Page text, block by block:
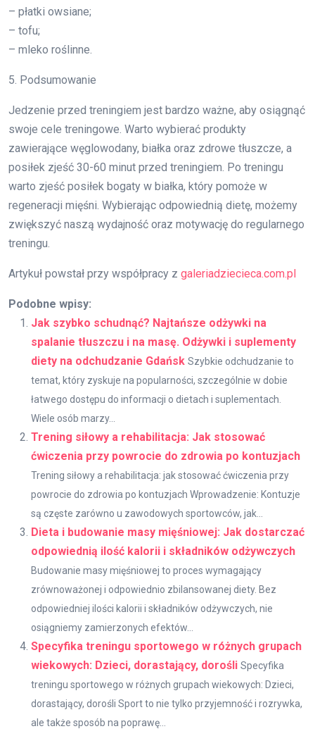
– płatki owsiane;
– tofu;
– mleko roślinne.
5. Podsumowanie
Jedzenie przed treningiem jest bardzo ważne, aby osiągnąć
swoje cele treningowe. Warto wybierać produkty
zawierające węglowodany, białka oraz zdrowe tłuszcze, a
posiłek zjeść 30-60 minut przed treningiem. Po treningu
warto zjeść posiłek bogaty w białka, który pomoże w
regeneracji mięśni. Wybierając odpowiednią dietę, możemy
zwiększyć naszą wydajność oraz motywację do regularnego
treningu.
Artykuł powstał przy współpracy z galeriadziecieca.com.pl
Podobne wpisy:
Jak szybko schudnąć? Najtańsze odżywki na
spalanie tłuszczu i na masę. Odżywki i suplementy
diety na odchudzanie Gdańsk Szybkie odchudzanie to
temat, który zyskuje na popularności, szczególnie w dobie
łatwego dostępu do informacji o dietach i suplementach.
Wiele osób marzy...
Trening siłowy a rehabilitacja: Jak stosować
ćwiczenia przy powrocie do zdrowia po kontuzjach
Trening siłowy a rehabilitacja: jak stosować ćwiczenia przy
powrocie do zdrowia po kontuzjach Wprowadzenie: Kontuzje
są częste zarówno u zawodowych sportowców, jak...
Dieta i budowanie masy mięśniowej: Jak dostarczać
odpowiednią ilość kalorii i składników odżywczych
Budowanie masy mięśniowej to proces wymagający
zrównoważonej i odpowiednio zbilansowanej diety. Bez
odpowiedniej ilości kalorii i składników odżywczych, nie
osiągniemy zamierzonych efektów...
Specyfika treningu sportowego w różnych grupach
wiekowych: Dzieci, dorastający, dorośli Specyfika
treningu sportowego w różnych grupach wiekowych: Dzieci,
dorastający, dorośli Sport to nie tylko przyjemność i rozrywka,
ale także sposób na poprawę...